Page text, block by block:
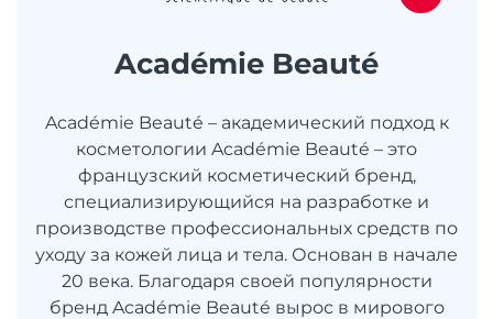
Académie Beauté
Académie Beauté – академический подход к
косметологии Académie Beauté – это
французский косметический бренд,
специализирующийся на разработке и
производстве профессиональных средств по
уходу за кожей лица и тела. Основан в начале
20 века. Благодаря своей популярности
бренд Académie Beauté вырос в мирового